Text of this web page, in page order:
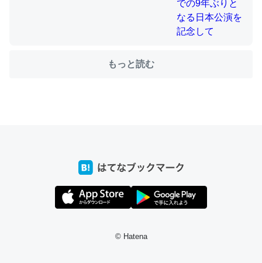
ちょうど同じ理由でEcho Show 8を設定中でした。Prime
り時間を日数にすると1週間とかの人が多いそうだけど、
たいなのでネット環境作ったけどAlexaしか使わないので
もっと読む
© Hatena